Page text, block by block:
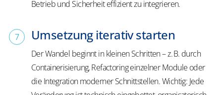
Betrieb und Sicherheit effizient zu integrieren.
Umsetzung iterativ starten
Der Wandel beginnt in kleinen Schritten – z. B. durch
Containerisierung, Refactoring einzelner Module oder
die Integration moderner Schnittstellen. Wichtig: Jede